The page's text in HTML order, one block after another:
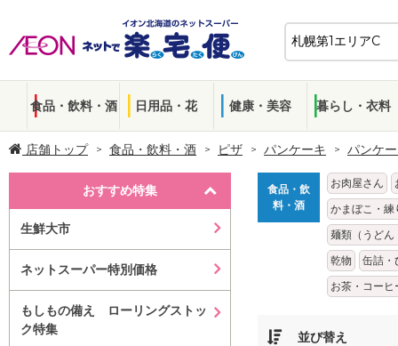
食品・飲料・酒 日用品・花 健康・美容 暮らし・衣料
店舗トップ 食品・飲料・酒 ピザ パンケーキ パンケ
おすすめ特集
生鮮大市
ネットスーパー特別価格
もしもの備え ローリングストッ
ク特集
食品・飲
料・酒
お肉屋さん
かまぼこ・練
麺類（うどん
乾物
缶詰・
お茶・コー
並び替え